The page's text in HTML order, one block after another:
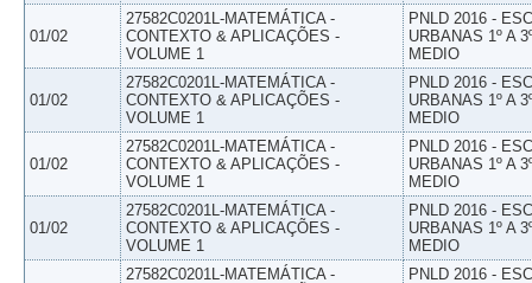
01/02
27582C0201L-MATEMÁTICA -
CONTEXTO & APLICAÇÕES -
VOLUME 1
PNLD 2016 -
URBANAS 1º A
MEDIO
01/02
27582C0201L-MATEMÁTICA -
CONTEXTO & APLICAÇÕES -
VOLUME 1
PNLD 2016 -
URBANAS 1º A
MEDIO
01/02
27582C0201L-MATEMÁTICA -
CONTEXTO & APLICAÇÕES -
VOLUME 1
PNLD 2016 -
URBANAS 1º A
MEDIO
01/02
27582C0201L-MATEMÁTICA -
CONTEXTO & APLICAÇÕES -
VOLUME 1
PNLD 2016 -
URBANAS 1º A
MEDIO
27582C0201L-MATEMÁTICA -
PNLD 2016 -